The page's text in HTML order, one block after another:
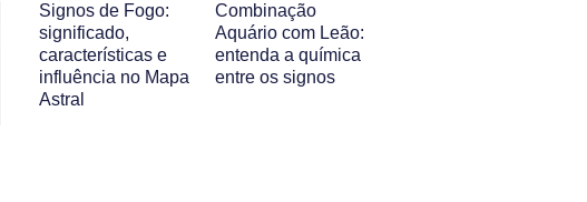
Signos de Fogo:
significado,
características e
influência no Mapa
Astral
Combinação
Aquário com Leão:
entenda a química
entre os signos